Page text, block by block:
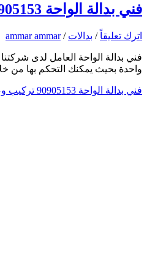
فني بدالة الواحة 90905153 تركيب وصيانة بدالات الكويت
اترك تعليقاً / بدالات /
ammar ammar
فني بدالة الواحة العامل لدى
واحدة بحيث يمكنك التحكم بها من
فني بدالة الواحة 90905153 تركيب وصيانة بدالات الكويت